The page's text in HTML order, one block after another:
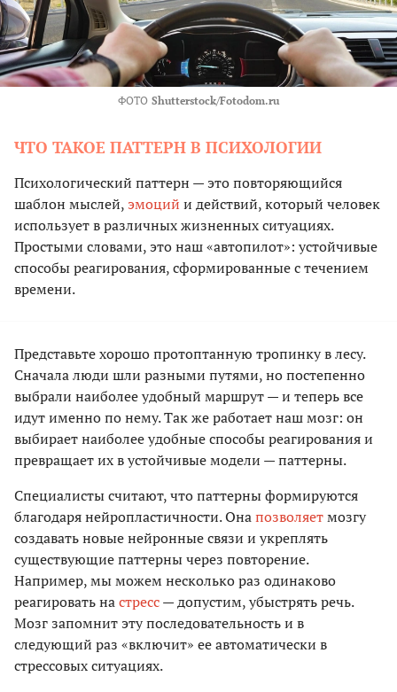
ФОТО Shutterstock/Fotodom.ru
ЧТО ТАКОЕ ПАТТЕРН В ПСИХОЛОГИИ
Психологический паттерн — это повторяющийся
шаблон мыслей,эмоций и действий, который человек
использует в различных жизненных ситуациях.
Простыми словами, это наш «автопилот»: устойчивые
способы реагирования, сформированные с течением
времени.
Представьте хорошо протоптанную тропинку в лесу.
Сначала люди шли разными путями, но постепенно
выбрали наиболее удобный маршрут — и теперь все
идут именно по нему. Так же работает наш мозг: он
выбирает наиболее удобные способы реагирования и
превращает их в устойчивые модели — паттерны.
Специалисты считают, что паттерны формируются
благодаря нейропластичности. Онапозволяетмозгу
создавать новые нейронные связи и укреплять
существующие паттерны через повторение.
Например, мы можем несколько раз одинаково
реагировать настресс— допустим, убыстрять речь.
Мозг запомнит эту последовательность и в
следующий раз «включит» ее автоматически в
стрессовых ситуациях.